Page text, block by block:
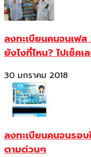
ลงทะเบียนคนจนเฟส
ยังไงที่ไหน? ไปเช็คเ
30 มกราคม 2018
ลงทะเบียนคนจนรอ
ตามด่วนๆ